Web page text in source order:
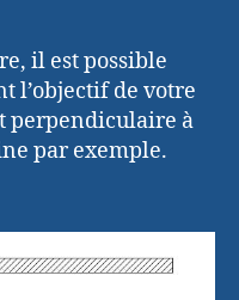
il est possible
l’objectif de votre
perpendiculaire à
par exemple.